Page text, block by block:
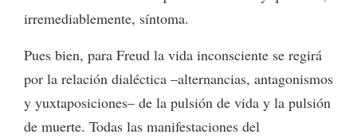
irremediablemente, síntoma.
Pues bien, para Freud la vida inconsciente se regirá
por la relación dialéctica –alternancias, antagonismos
y yuxtaposiciones– de la pulsión de vida y la pulsión
de muerte. Todas las manifestaciones del